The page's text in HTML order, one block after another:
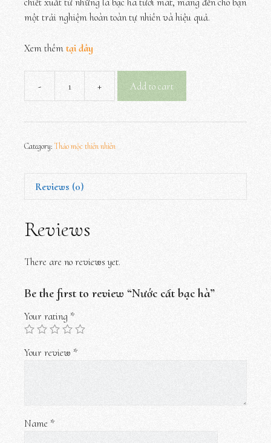
một trải nghiệm hoàn toàn tự nhiên và hiệu quả.
Xem thêmtại đây
-
Nước
bạc
quantity
+ Add to cart
Category: Thảo mộc thiên nhiên
Reviews (0)
Reviews
There are no reviews yet.
Be the first to review “Nước cất bạc hà”
Your rating *
Your review *
Name *